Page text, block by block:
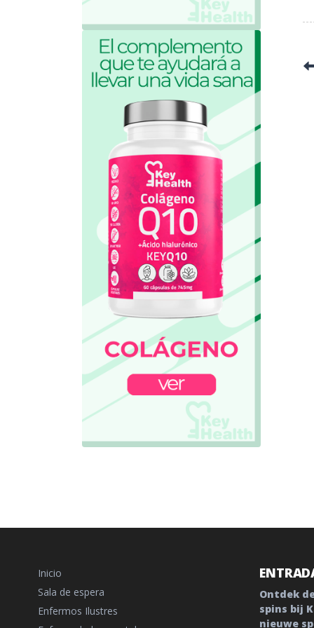
Inicio
Sala de espera
Enfermos Ilustres
Ontdek
spins bij
nieuwe